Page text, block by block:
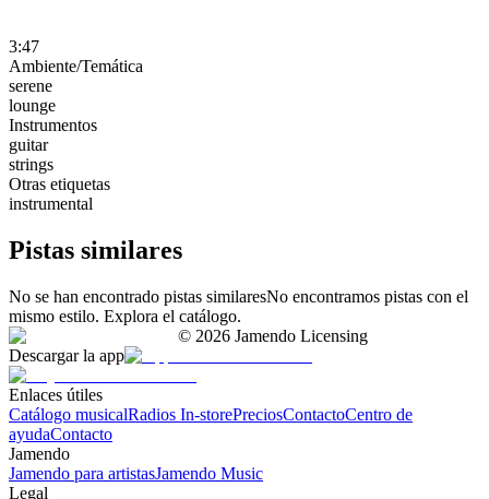
3:47
Ambiente/Temática
serene
lounge
Instrumentos
guitar
strings
Otras etiquetas
instrumental
Pistas similares
No se han encontrado pistas similaresNo encontramos pistas con el
mismo estilo. Explora el catálogo.
© 2026 Jamendo Licensing
Descargar la app
Enlaces útiles
Catálogo musicalRadios In-storePreciosContactoCentro de
ayudaContacto
Jamendo
Jamendo para artistasJamendo Music
Legal